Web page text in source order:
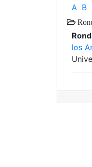
A B
los